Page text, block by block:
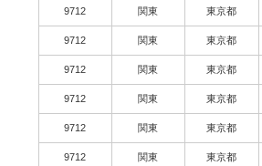
9712 関東 東京都
9712 関東 東京都
9712 関東 東京都
9712 関東 東京都
9712 関東 東京都
9712 関東 東京都